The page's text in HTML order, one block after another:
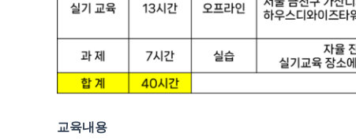
교육내용